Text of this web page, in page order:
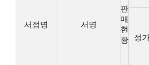
서점명 서명
판
매
현
황
정